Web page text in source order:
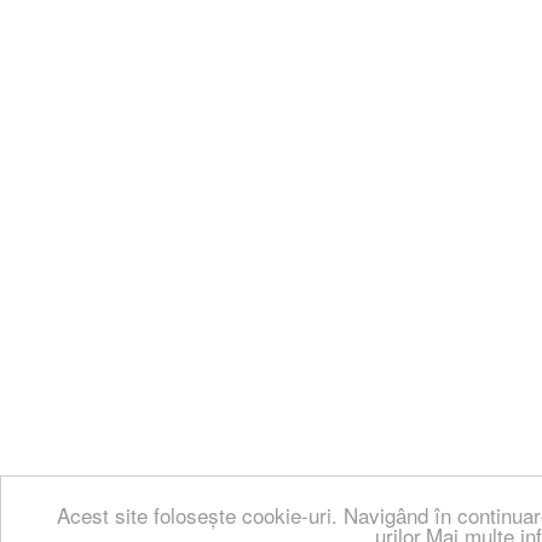
Acest site folosește cookie-uri. Navigând în
urilor.Mai multe